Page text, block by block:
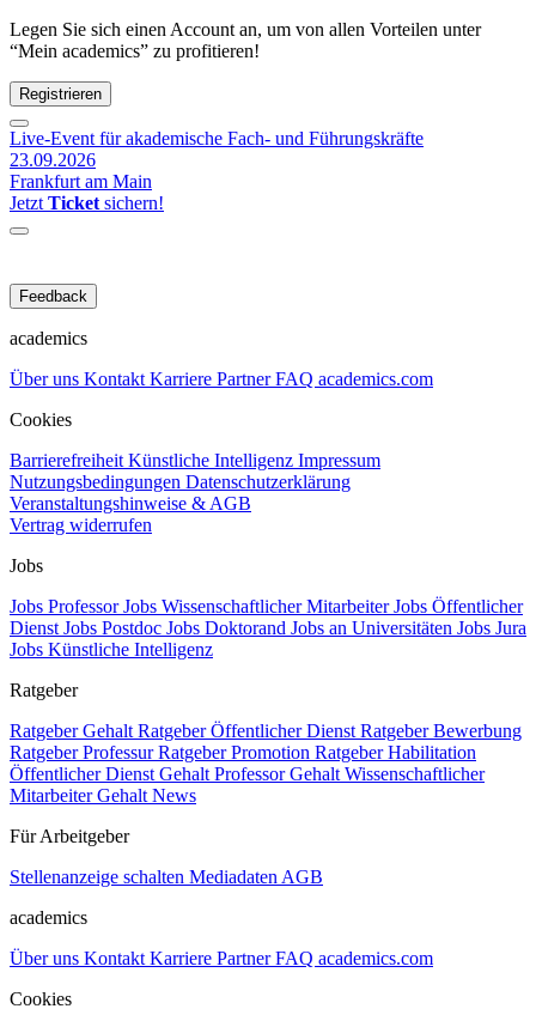
Legen Sie sich einen Account an, um von allen Vorteilen unter
“Mein academics” zu profitieren!
Registrieren
Live-Event für akademische Fach- und Führungskräfte
23.09.2026
Frankfurt am Main
Jetzt Ticket sichern!
Feedback
academics
Über uns Kontakt Karriere PartnerFAQ academics.com
Cookies
Barrierefreiheit Künstliche Intelligenz Impressum
Nutzungsbedingungen Datenschutzerklärung
Veranstaltungshinweise & AGB
Vertrag widerrufen
Jobs
Jobs ProfessorJobs Wissenschaftlicher MitarbeiterJobs Öffentlicher
Dienst Jobs Postdoc Jobs Doktorand Jobs an Universitäten Jobs Jura
Jobs Künstliche Intelligenz
Ratgeber
Ratgeber Gehalt Ratgeber Öffentlicher Dienst Ratgeber Bewerbung
Ratgeber ProfessurRatgeber Promotion Ratgeber Habilitation
Öffentlicher Dienst Gehalt Professor Gehalt Wissenschaftlicher
Mitarbeiter Gehalt News
Für Arbeitgeber
Stellenanzeige schalten Mediadaten AGB
academics
Über uns Kontakt Karriere PartnerFAQ academics.com
Cookies